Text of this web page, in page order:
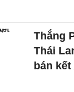
Thắng
Thái
bán kết